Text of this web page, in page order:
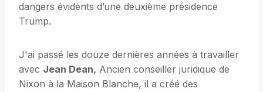
dangers évidents d’une deuxième présidence
Trump.
J'ai passé les douze dernières années à travailler
avec Jean Dean, Ancien conseiller juridique de
Nixon à la Maison Blanche, il a créé des